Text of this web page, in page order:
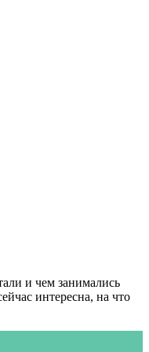
и чем занимались
интересна, на что